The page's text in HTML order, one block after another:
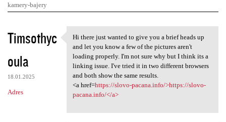
kamery-bajery
K
o
m
e
n
Timsothyc
oula
18.01.2025
Adres
Hi there just wanted to give
Hi there just wanted to give you a brief heads up
and let you know a few of the pictures aren't
loading properly. I'm not sure why but I think its a
linking issue. I've tried it in two different browsers
and both show the same results.
<a href=https://slovo-pacana.info/>https://slovo-
pacana.info/</a>